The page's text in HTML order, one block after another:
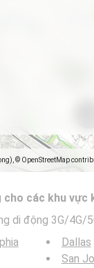
© OpenStreetMap
các khu vực
di động 3G/4G/
Dallas
San